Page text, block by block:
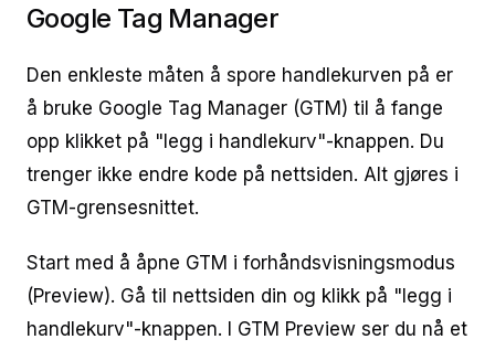
Google Tag Manager
Den enkleste måten å spore handlekurven på er
å bruke Google Tag Manager (GTM) til å fange
opp klikket på "legg i handlekurv"-knappen. Du
trenger ikke endre kode på nettsiden. Alt gjøres i
GTM-grensesnittet.
Start med å åpne GTM i forhåndsvisningsmodus
(Preview). Gå til nettsiden din og klikk på "legg i
handlekurv"-knappen. I GTM Preview ser du nå et